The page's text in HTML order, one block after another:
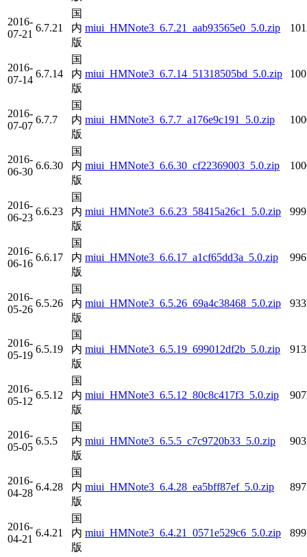
2016-
07-21
6.7.21
国
内
版
miui_HMNote3_6.7.21_aab93565e0_5.0.zip
2016-
07-14
6.7.14
国
内
版
miui_HMNote3_6.7.14_51318505bd_5.0.zip
2016-
07-07
6.7.7
国
内
版
miui_HMNote3_6.7.7_a176e9c191_5.0.zip
2016-
06-30
6.6.30
国
内
版
miui_HMNote3_6.6.30_cf22369003_5.0.zip
2016-
06-23
6.6.23
国
内
版
miui_HMNote3_6.6.23_58415a26c1_5.0.zip
2016-
06-16
6.6.17
国
内
版
miui_HMNote3_6.6.17_a1cf65dd3a_5.0.zip
2016-
05-26
6.5.26
国
内
版
miui_HMNote3_6.5.26_69a4c38468_5.0.zip
2016-
05-19
6.5.19
国
内
版
miui_HMNote3_6.5.19_699012df2b_5.0.zip
2016-
05-12
6.5.12
国
内
版
miui_HMNote3_6.5.12_80c8c417f3_5.0.zip
2016-
05-05
6.5.5
国
内
版
miui_HMNote3_6.5.5_c7c9720b33_5.0.zip
2016-
04-28
6.4.28
国
内
版
miui_HMNote3_6.4.28_ea5bff87ef_5.0.zip
2016-
04-21
6.4.21
国
内
版
miui_HMNote3_6.4.21_0571e529c6_5.0.zip